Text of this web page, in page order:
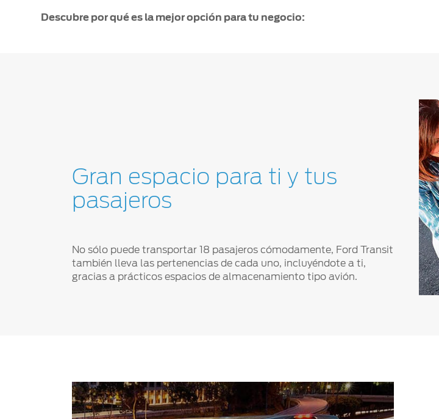
Descubre por qué es la mejor opción para tu negocio:
Gran espacio para ti y tus
pasajeros
No sólo puede transportar 18 pasajeros cómodamente, Ford Transit
también lleva las pertenencias de cada uno, incluyéndote a ti,
gracias a prácticos espacios de almacenamiento tipo avión.